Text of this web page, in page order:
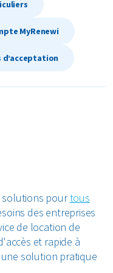
MyRenewi
solutions pourtous
des entreprises
de location de
et rapide à
solution pratique